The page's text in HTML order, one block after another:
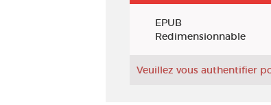
EPUB
Redimensionnable
Veuillez vous authentifier